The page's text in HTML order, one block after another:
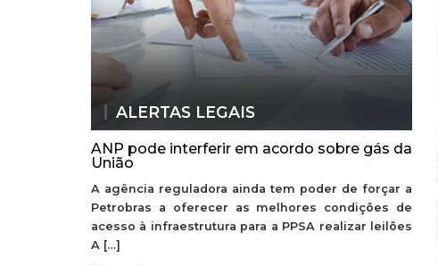
ALERTAS LEGAIS
ANP pode interferir em acordo sobre gás da
União
A agência reguladora ainda tem poder de forçar a
Petrobras a oferecer as melhores condições de
acesso à infraestrutura para a PPSA realizar leilões
A […]